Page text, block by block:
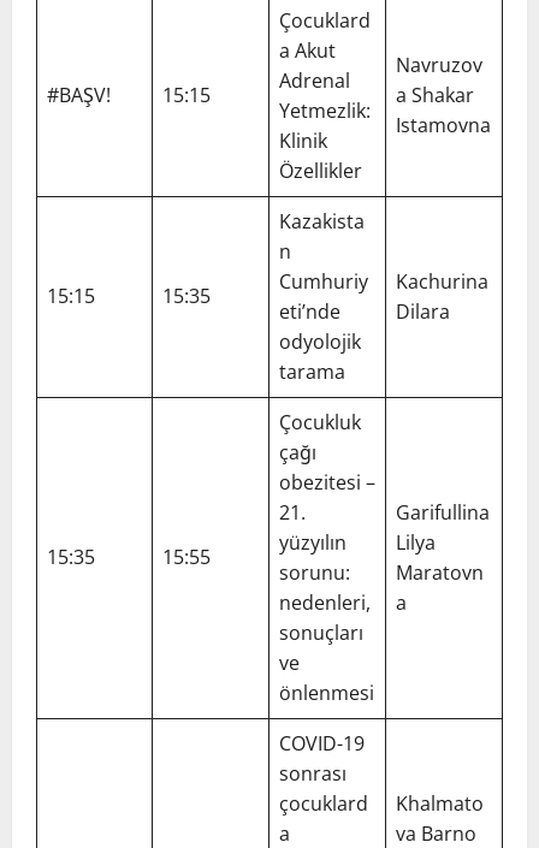
#BAŞV! 15:15
Çocuklard
a Akut
Adrenal
Yetmezlik:
Klinik
Özellikler
Navruzov
a Shakar
Istamovna
15:15 15:35
Kazakista
n
Cumhuriy
eti’nde
odyolojik
tarama
Kachurina
Dilara
15:35 15:55
Çocukluk
çağı
obezitesi –
21.
yüzyılın
sorunu:
nedenleri,
sonuçları
ve
önlenmesi
Garifullina
Lilya
Maratovn
a
COVID-19
sonrası
çocuklard
a
Khalmato
va Barno